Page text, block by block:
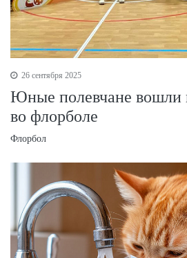
26 сентября 2025
Юные полевчане вошли
во флорболе
Флорбол